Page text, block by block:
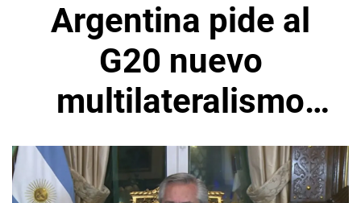
Argentina pide al
G20 nuevo
multilateralismo
para países más
vulnerables